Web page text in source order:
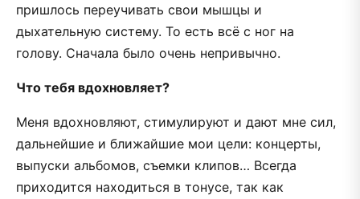
пришлось переучивать свои мышцы и
дыхательную систему. То есть всё с ног на
голову. Сначала было очень непривычно.
Что тебя вдохновляет?
Меня вдохновляют, стимулируют и дают мне сил,
дальнейшие и ближайшие мои цели: концерты,
выпуски альбомов, съемки клипов… Всегда
приходится находиться в тонусе, так как